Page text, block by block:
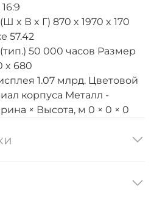
x В x Г) 870 x 1970 x 170
57.42
50 000 часов Размер
x 680
1.07 млрд. Цветовой
корпуса Металл -
× Высота, м 0 × 0 × 0